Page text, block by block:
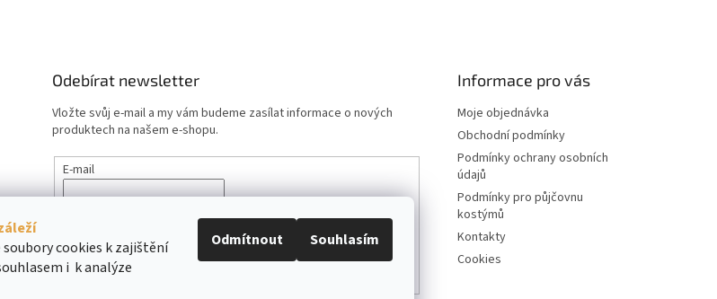
cookies k zajištění
i k analýze
Odmítnout Souhlasím
Odebírat newsletter
Vložte svůj e-mail a my vám budeme zasílat informace o nových
produktech na našem e-shopu.
E-mail
PŘIHLÁSIT SE
Informace pro vás
Moje objednávka
Obchodní podmínky
Podmínky ochrany osobních
údajů
Podmínky pro půjčovnu
kostýmů
Kontakty
Cookies